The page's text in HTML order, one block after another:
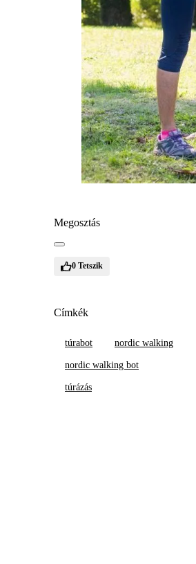
Megosztás
0 Tetszik
Címkék
túrabot nordic walking
nordic walking bot
túrázás